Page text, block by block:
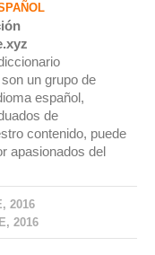
un grupo de
español,
de
contenido, puede
apasionados del
2016
2016